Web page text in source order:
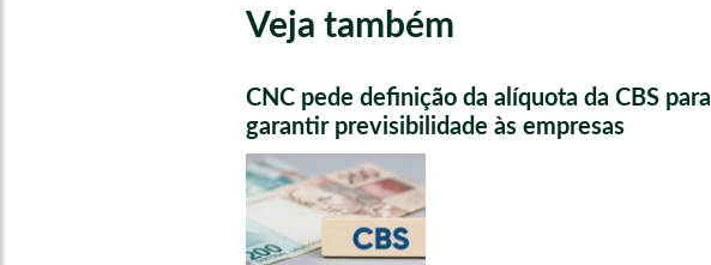
Veja também
CNC pede definição da alíquota da CBS para
garantir previsibilidade às empresas